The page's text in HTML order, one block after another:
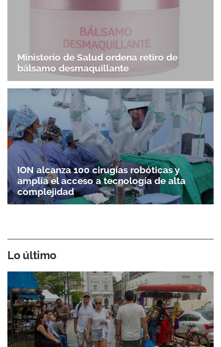
Ministerio de Salud ordena retiro de
bálsamo desmaquillante
ION alcanza 100 cirugías robóticas y
amplía el acceso a tecnología de alta
complejidad
Lo último